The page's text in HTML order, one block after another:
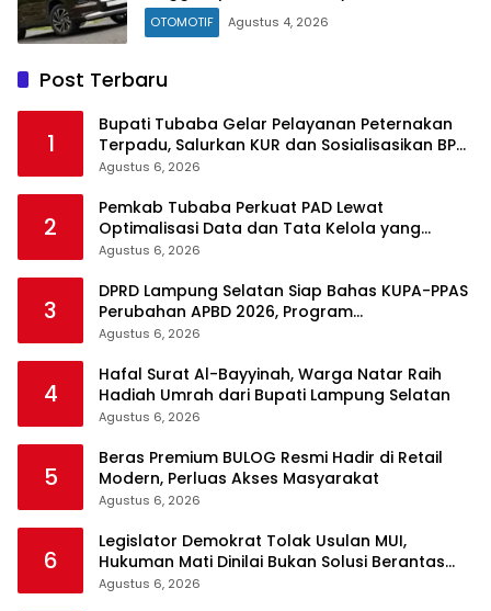
OTOMOTIF Agustus 4, 2026
Post Terbaru
1
Bupati Tubaba Gelar Pelayanan Peternakan
Terpadu, Salurkan KUR dan Sosialisasikan BPJS
Ketenagakerjaan
Agustus 6, 2026
2
Pemkab Tubaba Perkuat PAD Lewat
Optimalisasi Data dan Tata Kelola yang
Akuntabel
Agustus 6, 2026
3
DPRD Lampung Selatan Siap Bahas KUPA-PPAS
Perubahan APBD 2026, Program
Pembangunan Jadi Prioritas
Agustus 6, 2026
4
Hafal Surat Al-Bayyinah, Warga Natar Raih
Hadiah Umrah dari Bupati Lampung Selatan
Agustus 6, 2026
5
Beras Premium BULOG Resmi Hadir di Retail
Modern, Perluas Akses Masyarakat
Agustus 6, 2026
6
Legislator Demokrat Tolak Usulan MUI,
Hukuman Mati Dinilai Bukan Solusi Berantas
Korupsi
Agustus 6, 2026